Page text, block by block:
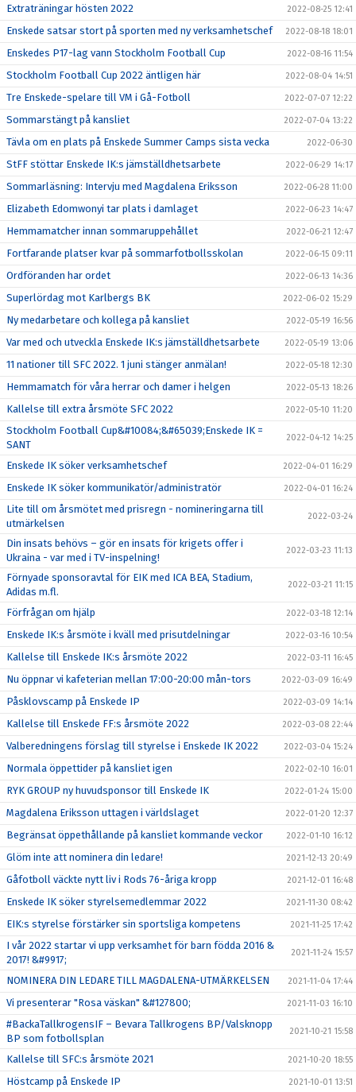
Extraträningar hösten 2022 2022-08-25 12:41
Enskede satsar stort på sporten med ny verksamhetschef 2022-08-18 18:01
Enskedes P17-lag vann Stockholm Football Cup 2022-08-16 11:54
Stockholm Football Cup 2022 äntligen här 2022-08-04 14:51
Tre Enskede-spelare till VM i Gå-Fotboll 2022-07-07 12:22
Sommarstängt på kansliet 2022-07-04 13:22
Tävla om en plats på Enskede Summer Camps sista vecka 2022-06-30
StFF stöttar Enskede IK:s jämställdhetsarbete 2022-06-29 14:17
Sommarläsning: Intervju med Magdalena Eriksson 2022-06-28 11:00
Elizabeth Edomwonyi tar plats i damlaget 2022-06-23 14:47
Hemmamatcher innan sommaruppehållet 2022-06-21 12:47
Fortfarande platser kvar på sommarfotbollsskolan 2022-06-15 09:11
Ordföranden har ordet 2022-06-13 14:36
Superlördag mot Karlbergs BK 2022-06-02 15:29
Ny medarbetare och kollega på kansliet 2022-05-19 16:56
Var med och utveckla Enskede IK:s jämställdhetsarbete 2022-05-19 13:06
11 nationer till SFC 2022. 1 juni stänger anmälan! 2022-05-18 12:30
Hemmamatch för våra herrar och damer i helgen 2022-05-13 18:26
Kallelse till extra årsmöte SFC 2022 2022-05-10 11:20
Stockholm Football Cup&#10084;&#65039;Enskede IK =
SANT
2022-04-12 14:25
Enskede IK söker verksamhetschef 2022-04-01 16:29
Enskede IK söker kommunikatör/administratör 2022-04-01 16:24
Lite till om årsmötet med prisregn - nomineringarna till
utmärkelsen
2022-03-24
Din insats behövs – gör en insats för krigets offer i
Ukraina - var med i TV-inspelning!
2022-03-23 11:13
Förnyade sponsoravtal för EIK med ICA BEA, Stadium,
Adidas m.fl.
2022-03-21 11:15
Förfrågan om hjälp 2022-03-18 12:14
Enskede IK:s årsmöte i kväll med prisutdelningar 2022-03-16 10:54
Kallelse till Enskede IK:s årsmöte 2022 2022-03-11 16:45
Nu öppnar vi kafeterian mellan 17:00-20:00 mån-tors 2022-03-09 16:49
Påsklovscamp på Enskede IP 2022-03-09 14:14
Kallelse till Enskede FF:s årsmöte 2022 2022-03-08 22:44
Valberedningens förslag till styrelse i Enskede IK 2022 2022-03-04 15:24
Normala öppettider på kansliet igen 2022-02-10 16:01
RYK GROUP ny huvudsponsor till Enskede IK 2022-01-24 15:00
Magdalena Eriksson uttagen i världslaget 2022-01-20 12:37
Begränsat öppethållande på kansliet kommande veckor 2022-01-10 16:12
Glöm inte att nominera din ledare! 2021-12-13 20:49
Gåfotboll väckte nytt liv i Rods 76-åriga kropp 2021-12-01 16:48
Enskede IK söker styrelsemedlemmar 2022 2021-11-30 08:42
EIK:s styrelse förstärker sin sportsliga kompetens 2021-11-25 17:42
I vår 2022 startar vi upp verksamhet för barn födda 2016 &
2017! &#9917;
2021-11-24 15:57
NOMINERA DIN LEDARE TILL MAGDALENA-UTMÄRKELSEN 2021-11-04 17:44
Vi presenterar "Rosa väskan" &#127800; 2021-11-03 16:10
#BackaTallkrogensIF – Bevara Tallkrogens BP/Valsknopp
BP som fotbollsplan
2021-10-21 15:58
Kallelse till SFC:s årsmöte 2021 2021-10-20 18:55
Höstcamp på Enskede IP 2021-10-01 13:51